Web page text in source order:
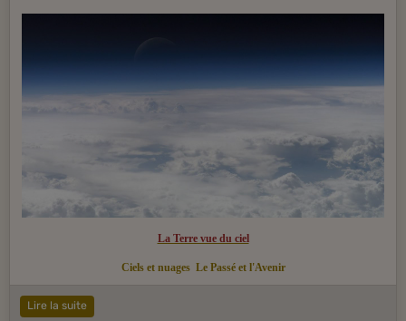
La Terre vue du ciel
Ciels et nuages Le Passé et l'Avenir
Lire la suite